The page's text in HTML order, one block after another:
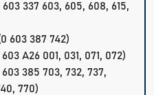
337 603, 605, 608, 615,
603 387 742)
A26 001, 031, 071, 072)
385 703, 732, 737,
770)